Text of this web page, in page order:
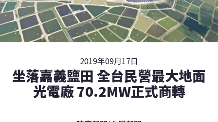
2019年09月17日
坐落嘉義鹽田 全台民營最大地面
光電廠 70.2MW正式商轉